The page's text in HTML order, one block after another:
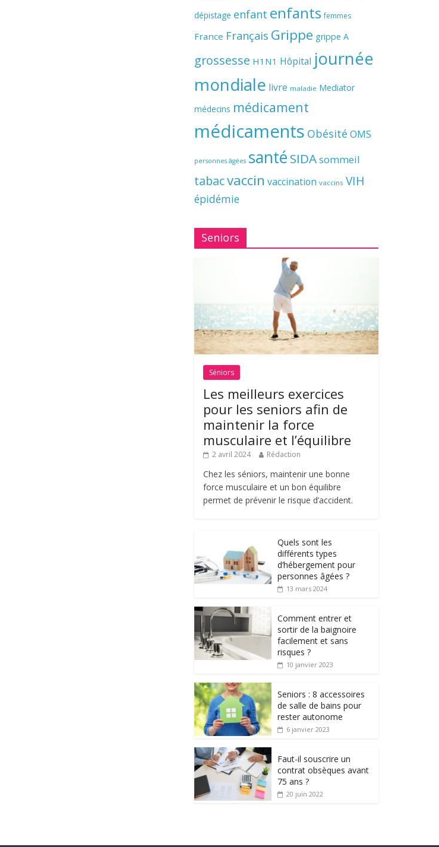
dépistage enfant enfants femmes
France Français Grippe grippe A
grossesse H1N1 Hôpital journée
mondiale livre maladie Mediator
médecins médicament
médicaments Obésité OMS
personnes âgées santé SIDAsommeil
tabacvaccin vaccination vaccins VIH
épidémie
Seniors
Séniors
Les meilleurs exercices
pour les seniors afin de
maintenir la force
musculaire et l’équilibre
2 avril 2024 Rédaction
Chez les séniors, maintenir une bonne
force musculaire et un bon équilibre
permet de prévenir le risque d’accident.
Quels sont les
différents types
d’hébergement pour
personnes âgées ?
13 mars 2024
Comment entrer et
sortir de la baignoire
facilement et sans
risques ?
10 janvier 2023
Seniors : 8 accessoires
de salle de bains pour
rester autonome
6 janvier 2023
Faut-il souscrire un
contrat obsèques avant
75 ans ?
20 juin 2022